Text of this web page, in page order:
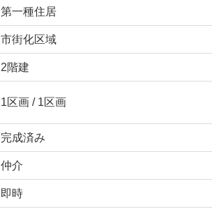
第一種住居
市街化区域
2階建
1区画 / 1区画
完成済み
仲介
即時